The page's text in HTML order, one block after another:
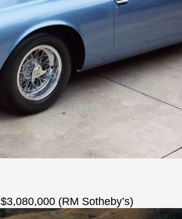
(RM Sotheby’s)